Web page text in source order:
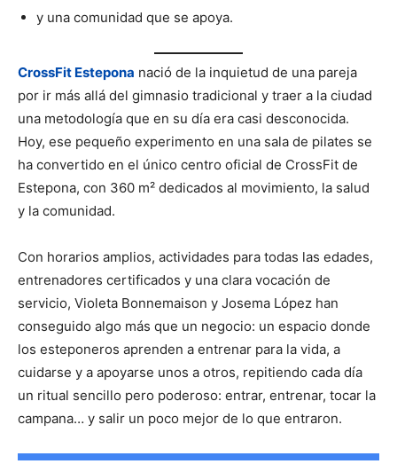
y una comunidad que se apoya.
CrossFit Estepona nació de la inquietud de una pareja
por ir más allá del gimnasio tradicional y traer a la ciudad
una metodología que en su día era casi desconocida.
Hoy, ese pequeño experimento en una sala de pilates se
ha convertido en el único centro oficial de CrossFit de
Estepona, con 360 m² dedicados al movimiento, la salud
y la comunidad.
Con horarios amplios, actividades para todas las edades,
entrenadores certificados y una clara vocación de
servicio, Violeta Bonnemaison y Josema López han
conseguido algo más que un negocio: un espacio donde
los esteponeros aprenden a entrenar para la vida, a
cuidarse y a apoyarse unos a otros, repitiendo cada día
un ritual sencillo pero poderoso: entrar, entrenar, tocar la
campana… y salir un poco mejor de lo que entraron.